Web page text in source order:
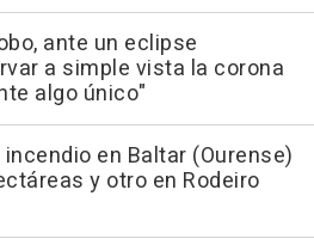
ante un eclipse
a simple vista la corona
algo único"
en Baltar (Ourense)
y otro en Rodeiro